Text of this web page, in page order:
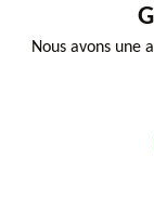
Nous avons une